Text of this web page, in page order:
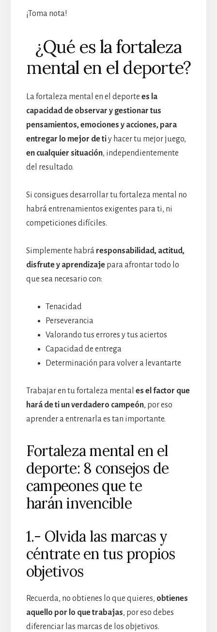
¡Toma nota!
¿Qué es la fortaleza
mental en el deporte?
La fortaleza mental en el deporte es la
capacidad de observar y gestionar tus
pensamientos, emociones y acciones, para
entregar lo mejor de tiy hacer tu mejor juego,
en cualquier situación, independientemente
del resultado.
Si consigues desarrollar tu fortaleza mental no
habrá entrenamientos exigentes para ti, ni
competiciones difíciles.
Simplemente habrá responsabilidad, actitud,
disfrute y aprendizajepara afrontar todo lo
que sea necesario con:
Tenacidad
Perseverancia
Valorando tus errores y tus aciertos
Capacidad de entrega
Determinación para volver a levantarte
Trabajar en tu fortaleza mental es el factor que
hará de ti un verdadero campeón, por eso
aprender a entrenarla es tan importante.
Fortaleza mental en el
deporte: 8 consejos de
campeones que te
harán invencible
1.- Olvida las marcas y
céntrate en tus propios
objetivos
Recuerda, no obtienes lo que quieres, obtienes
aquello por lo que trabajas, por eso debes
diferenciar las marcas de los objetivos.